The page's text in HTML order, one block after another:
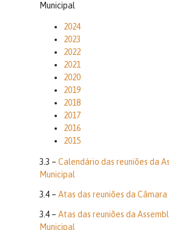
Municipal
2024
2023
2022
2021
2020
2019
2018
2017
2016
2015
3.3 – Calendário das reuniões da
Municipal
3.4 – Atas das reuniões da
3.4 – Atas das reuniões da
Municipal